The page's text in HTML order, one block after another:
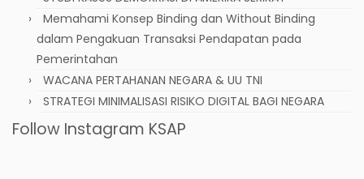
Memahami Konsep Binding dan Without Binding
dalam Pengakuan Transaksi Pendapatan pada
Pemerintahan
WACANA PERTAHANAN NEGARA & UU TNI
STRATEGI MINIMALISASI RISIKO DIGITAL BAGI NEGARA
Follow Instagram KSAP